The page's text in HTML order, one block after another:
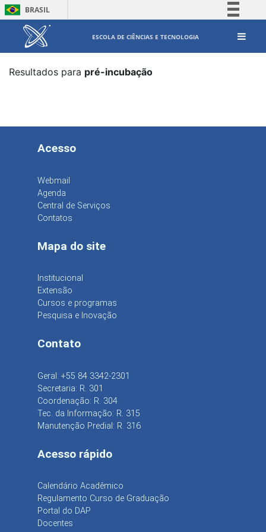
BRASIL
ESCOLA DE CIÊNCIAS E TECNOLOGIA
Resultados para pré-incubação
Acesso
Webmail
Agenda
Central de Serviços
Contatos
Mapa do site
Institucional
Extensão
Cursos e programas
Pesquisa e Inovação
Contato
Geral: +55 84 3342-2301
Secretaria: R. 301
Coordenação: R. 304
Tec. da Informação: R. 315
Manutenção Predial: R. 316
Acesso rápido
Calendário Acadêmico
Regulamento Curso de Graduação
Portal do DAP
Docentes